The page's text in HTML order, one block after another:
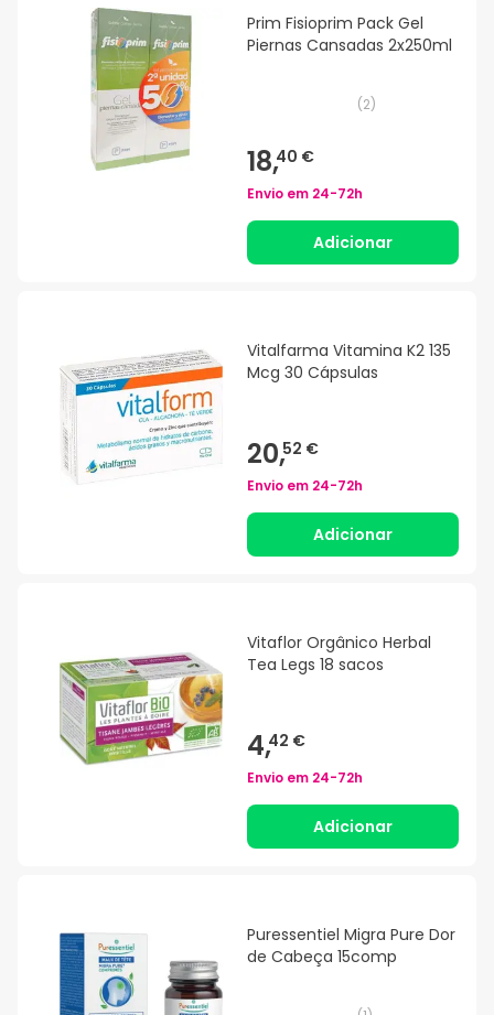
Prim Fisioprim Pack Gel
Piernas Cansadas 2x250ml
(2)
18,40 €
Envio em 24-72h
Adicionar
Vitalfarma Vitamina K2 135
Mcg 30 Cápsulas
20,52 €
Envio em 24-72h
Adicionar
Vitaflor Orgânico Herbal
Tea Legs 18 sacos
4,42 €
Envio em 24-72h
Adicionar
Puressentiel Migra Pure Dor
de Cabeça 15comp